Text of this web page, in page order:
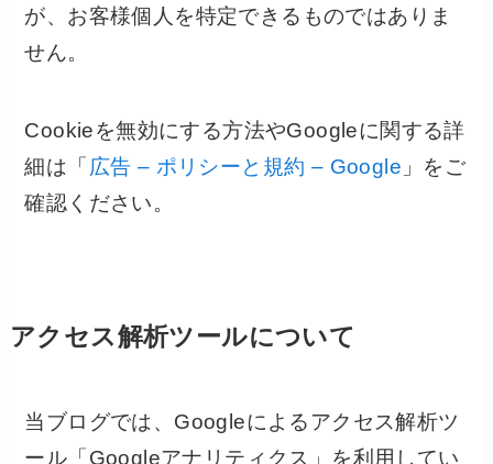
が、お客様個人を特定できるものではありま
せん。
Cookieを無効にする方法やGoogleに関する詳
細は「 広告 – ポリシーと規約 – Google 」をご
確認ください。
アクセス解析ツールについて
当ブログでは、Googleによるアクセス解析ツ
ール「Googleアナリティクス」を利用してい